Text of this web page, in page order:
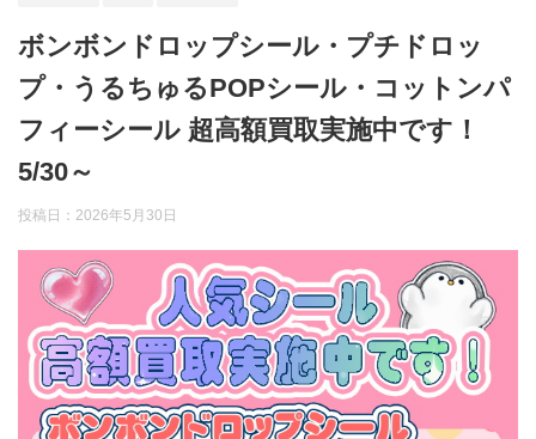
ボンボンドロップシール・プチドロッ
プ・うるちゅるPOPシール・コットンパ
フィーシール 超高額買取実施中です！
5/30～
投稿日： 2026年5月30日